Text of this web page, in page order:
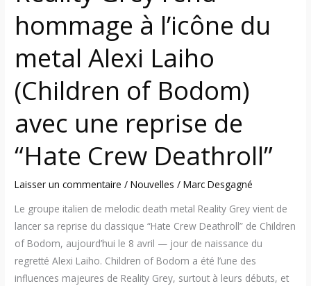
hommage à l’icône du
metal Alexi Laiho
(Children of Bodom)
avec une reprise de
“Hate Crew Deathroll”
Laisser un commentaire /Nouvelles /Marc Desgagné
Le groupe italien de melodic death metal Reality Grey vient de
lancer sa reprise du classique “Hate Crew Deathroll” de Children
of Bodom, aujourd’hui le 8 avril — jour de naissance du
regretté Alexi Laiho. Children of Bodom a été l’une des
influences majeures de Reality Grey, surtout à leurs débuts, et
avec
reprise
de
“Hate
Crew
Deathroll”